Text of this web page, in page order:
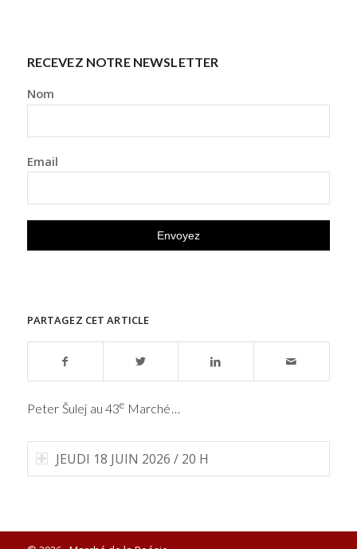
RECEVEZ NOTRE NEWSLETTER
Nom
Email
PARTAGEZ CET ARTICLE
Peter Šulej au 43e Marché…
JEUDI 18 JUIN 2026 / 20 H